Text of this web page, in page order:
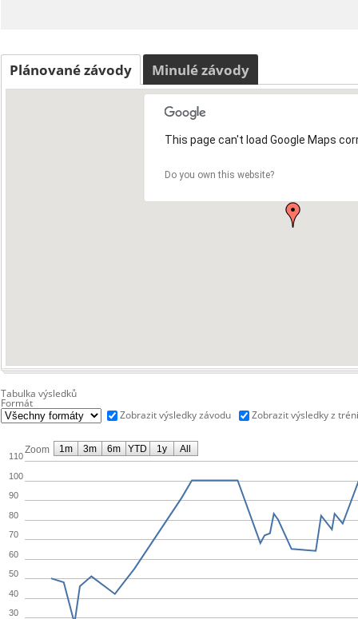
Plánované závody Minulé závody
This page can't load Google Maps
Do you own this website?
Tabulka výsledků
Formát
Zobrazit výsledky závodu
Zobrazit výsledky z
Zoom
30
40
50
60
70
80
90
100
110
1m 3m 6m YTD 1y All